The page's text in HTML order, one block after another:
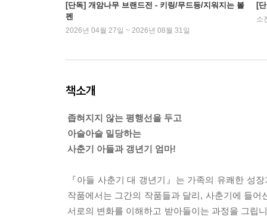
[단독] 개암나무 브랜드전 - 키링/무드등/지워지는 볼
펜
2026년 04월 27일 ~ 2026년 08월 31일
[
소
책소개
좁혀지지 않는 평행선을 두고
아슬아슬 밀당하는
사춘기 아들과 갱년기 엄마!
『아들 사춘기 대 갱년기』는 가족의 유쾌한 성
작품에서는 그간의 작품들과 달리, 사춘기에 들
서로의 변화를 이해하고 받아들이는 과정을 그립